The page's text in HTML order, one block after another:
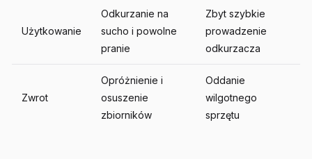
Użytkowanie
Odkurzanie na
sucho i powolne
pranie
Zbyt szybkie
prowadzenie
odkurzacza
Zwrot
Opróżnienie i
osuszenie
zbiorników
Oddanie
wilgotnego
sprzętu